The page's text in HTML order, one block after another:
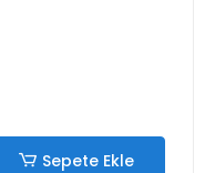
Sepete Ekle